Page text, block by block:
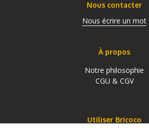
Nous contacter
Nous écrire un mot
À propos
Notre philosophie
CGU & CGV
Utiliser Bricoco